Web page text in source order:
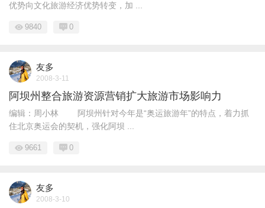
优势向文化旅游经济优势转变，加 ...
9840 0
友多
2008-3-11
阿坝州整合旅游资源营销扩大旅游市场影响力
编辑：周小林 阿坝州针对今年是“奥运旅游年”的特点，着力抓
住北京奥运会的契机，强化阿坝 ...
9661 0
友多
2008-3-10